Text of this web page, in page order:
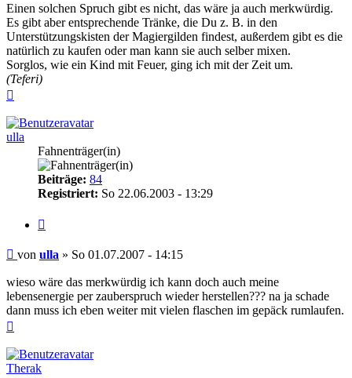
Einen solchen Spruch gibt es nicht, das wäre ja auch merkwürdig.
Es gibt aber entsprechende Tränke, die Du z. B. in den
Unterstützungskisten der Magiergilden findest, außerdem gibt es die
natürlich zu kaufen oder man kann sie auch selber mixen.
Sorglos, wie ein Kind mit Feuer, ging ich mit der Zeit um.
(Teferi)
ulla
Fahnenträger(in)
Beiträge: 84
Registriert: So 22.06.2003 - 13:29
Beitrag
von ulla » So 01.07.2007 - 14:15
wieso wäre das merkwürdig ich kann doch auch meine
lebensenergie per zauberspruch wieder herstellen??? na ja schade
dann muss ich eben weiter mit vielen flaschen im gepäck rumlaufen.
Therak